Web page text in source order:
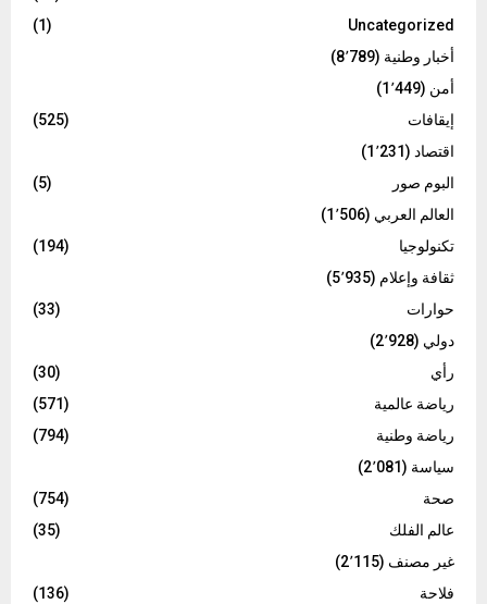
Uncategorized
(1)
أخبار وطنية (8٬789)
أمن (1٬449)
إيقافات
(525)
اقتصاد (1٬231)
البوم صور
(5)
العالم العربي (1٬506)
تكنولوجيا
(194)
ثقافة وإعلام (5٬935)
حوارات
(33)
دولي (2٬928)
رأي
(30)
رياضة عالمية
(571)
رياضة وطنية
(794)
سياسة (2٬081)
صحة
(754)
عالم الفلك
(35)
غير مصنف (2٬115)
فلاحة
(136)